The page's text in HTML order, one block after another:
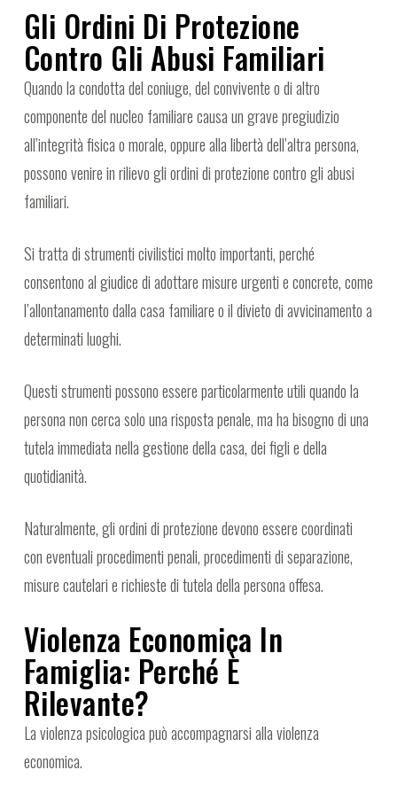
Gli Ordini Di Protezione
Contro Gli Abusi Familiari
Quando la condotta del coniuge, del convivente o di altro
componente del nucleo familiare causa un grave pregiudizio
all’integrità fisica o morale, oppure alla libertà dell’altra persona,
possono venire in rilievo gli ordini di protezione contro gli abusi
familiari.
Si tratta di strumenti civilistici molto importanti, perché
consentono al giudice di adottare misure urgenti e concrete, come
l’allontanamento dalla casa familiare o il divieto di avvicinamento a
determinati luoghi.
Questi strumenti possono essere particolarmente utili quando la
persona non cerca solo una risposta penale, ma ha bisogno di una
tutela immediata nella gestione della casa, dei figli e della
quotidianità.
Naturalmente, gli ordini di protezione devono essere coordinati
con eventuali procedimenti penali, procedimenti di separazione,
misure cautelari e richieste di tutela della persona offesa.
Violenza Economica In
Famiglia: Perché È
Rilevante?
La violenza psicologica può accompagnarsi alla violenza
economica.